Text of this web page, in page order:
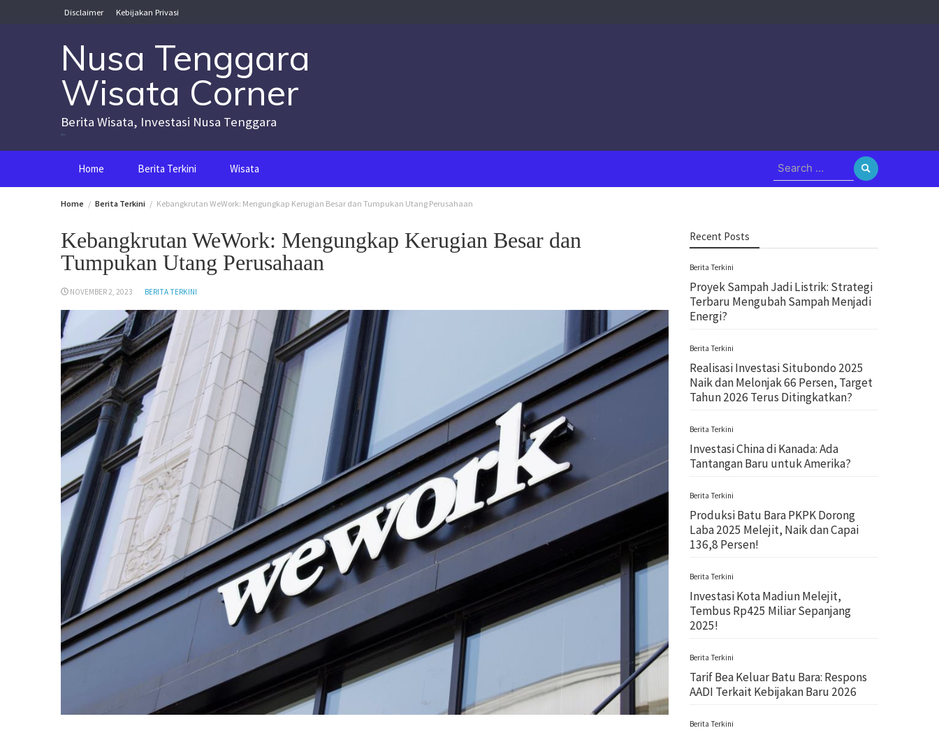
Disclaimer Kebijakan Privasi
Nusa Tenggara
Wisata Corner
Berita Wisata, Investasi Nusa Tenggara
Home Berita Terkini Wisata
Search
for:
Home Berita Terkini Kebangkrutan WeWork: Mengungkap Kerugian Besar dan Tumpukan Utang Perusahaan
Kebangkrutan WeWork: Mengungkap Kerugian Besar dan
Tumpukan Utang Perusahaan
NOVEMBER 2, 2023 BERITA TERKINI
Recent Posts
Berita Terkini
Proyek Sampah Jadi Listrik: Strategi
Terbaru Mengubah Sampah Menjadi
Energi?
Berita Terkini
Realisasi Investasi Situbondo 2025
Naik dan Melonjak 66 Persen, Target
Tahun 2026 Terus Ditingkatkan?
Berita Terkini
Investasi China di Kanada: Ada
Tantangan Baru untuk Amerika?
Berita Terkini
Produksi Batu Bara PKPK Dorong
Laba 2025 Melejit, Naik dan Capai
136,8 Persen!
Berita Terkini
Investasi Kota Madiun Melejit,
Tembus Rp425 Miliar Sepanjang
2025!
Berita Terkini
Tarif Bea Keluar Batu Bara: Respons
AADI Terkait Kebijakan Baru 2026
Berita Terkini